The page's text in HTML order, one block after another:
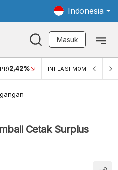
Indonesia
Masuk
2,42% INFLASI MOM (MAR)
Cetak Surplus